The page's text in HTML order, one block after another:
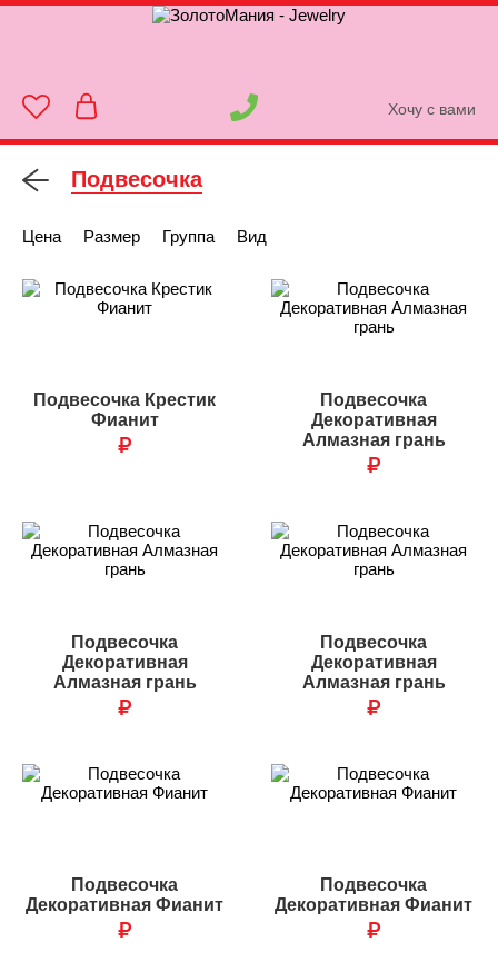
Хочу с вами
Подвесочка
Цена Размер Группа Вид
Подвесочка Крестик
Фианит
₽
Подвесочка
Декоративная
Алмазная грань
₽
Подвесочка
Декоративная
Алмазная грань
₽
Подвесочка
Декоративная
Алмазная грань
₽
Подвесочка
Декоративная Фианит
₽
Подвесочка
Декоративная Фианит
₽